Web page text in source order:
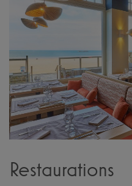
Restaurations